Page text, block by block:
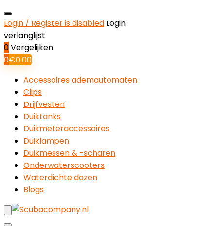
Login / Register is disabled Login
verlanglijst
0Vergelijken
0€0.00
Accessoires ademautomaten
Clips
Drijfvesten
Duiktanks
Duikmeteraccessoires
Duiklampen
Duikmessen & -scharen
Onderwaterscooters
Waterdichte dozen
Blogs